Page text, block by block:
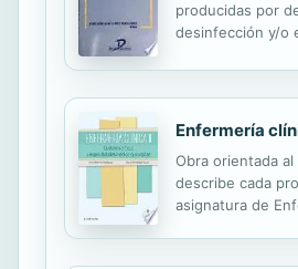
producidas por
desinfección y/o
Enfermería
Obra orientada
describe cada
asignatura de